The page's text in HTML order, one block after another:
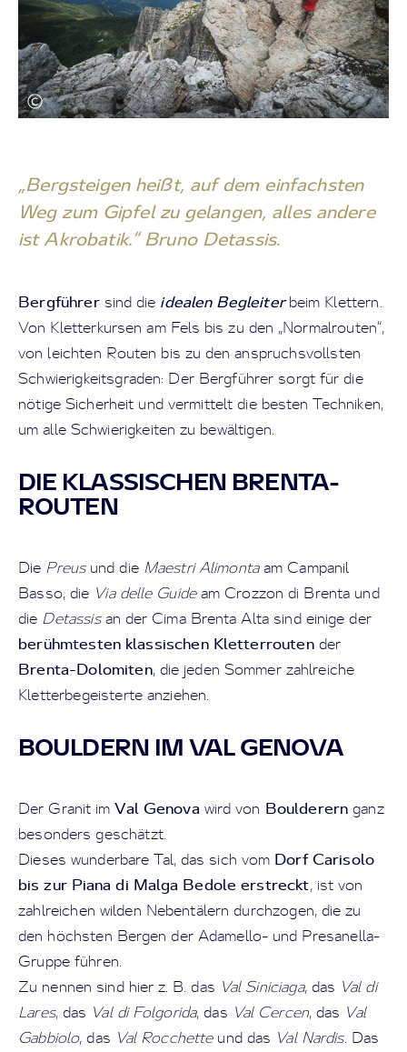
„Bergsteigen heißt, auf dem einfachsten
Weg zum Gipfel zu gelangen, alles andere
ist Akrobatik.“ Bruno Detassis.
Bergführer sind die idealen Begleiterbeim Klettern.
Von Kletterkursen am Fels bis zu den „Normalrouten“,
von leichten Routen bis zu den anspruchsvollsten
Schwierigkeitsgraden: Der Bergführer sorgt für die
nötige Sicherheit und vermittelt die besten Techniken,
um alle Schwierigkeiten zu bewältigen.
DIE KLASSISCHEN BRENTA-
ROUTEN
Die Preusund die Maestri Alimontaam Campanil
Basso, die Via delle Guideam Crozzon di Brenta und
die Detassisan der Cima Brenta Alta sind einige der
berühmtesten klassischen Kletterroutender
Brenta-Dolomiten, die jeden Sommer zahlreiche
Kletterbegeisterte anziehen.
BOULDERN IM VAL GENOVA
Der Granit imVal Genova wird von Boulderern ganz
besonders geschätzt.
Dieses wunderbare Tal, das sich vom Dorf Carisolo
bis zur Piana di Malga Bedole erstreckt, ist von
zahlreichen wilden Nebentälern durchzogen, die zu
den höchsten Bergen der Adamello- und Presanella-
Gruppe führen.
Zu nennen sind hier z. B. das Val Siniciaga, das Val di
Lares, das Val di Folgorida, das Val Cercen, das Val
Gabbiolo, das Val Rocchetteund das Val Nardis. Das